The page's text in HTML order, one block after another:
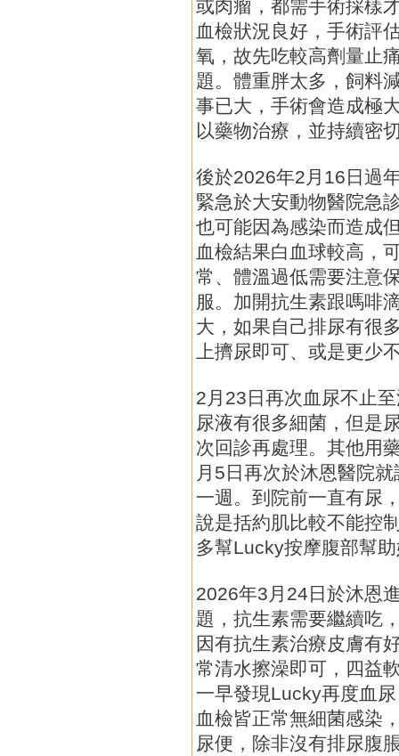
或肉瘤，都需手術採樣
血檢狀況良好，手術評
氧，故先吃較高劑量止
題。體重胖太多，飼料
事已大，手術會造成極
以藥物治療，並持續密
後於2026年2月16日過
緊急於大安動物醫院急
也可能因為感染而造成
血檢結果白血球較高，
常、體溫過低需要注意
服。加開抗生素跟嗎啡
大，如果自己排尿有很
上擠尿即可、或是更少
2月23日再次血尿不止
尿液有很多細菌，但是
次回診再處理。其他用
月5日再次於沐恩醫院
一週。到院前一直有尿
說是括約肌比較不能控
多幫Lucky按摩腹部幫
2026年3月24日於沐恩
題，抗生素需要繼續吃
因有抗生素治療皮膚有
常清水擦澡即可，四益
一早發現Lucky再度血
血檢皆正常無細菌感染
尿便，除非沒有排尿腹